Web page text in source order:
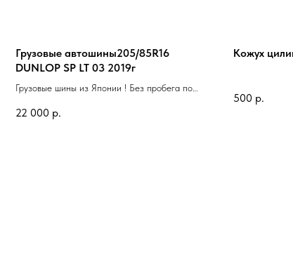
Грузовые автошины205/85R16
DUNLOP SP LT 03 2019г
Грузовые шины из Японии ! Без пробега по
22 000 р.
Кожух
500 р.